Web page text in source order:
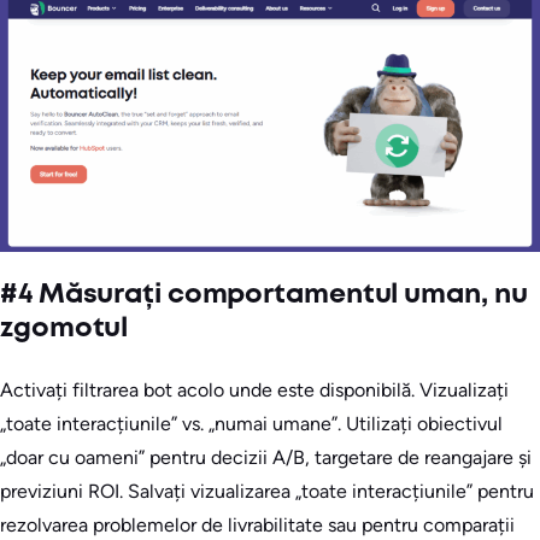
#4 Măsurați comportamentul uman, nu
zgomotul
Activați filtrarea bot acolo unde este disponibilă. Vizualizați
„toate interacțiunile” vs. „numai umane”. Utilizați obiectivul
„doar cu oameni” pentru decizii A/B, targetare de reangajare și
previziuni ROI. Salvați vizualizarea „toate interacțiunile” pentru
rezolvarea problemelor de livrabilitate sau pentru comparații